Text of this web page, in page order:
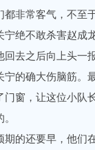
都非常客气，不至
不敢杀害赵成龙
回去之后向上头一
确大伤脑筋。最
门窗，让这位小队
还要早，他们在